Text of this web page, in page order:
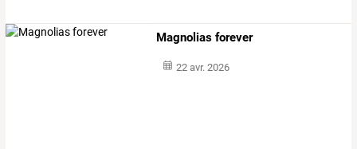
Magnolias forever
22 avr. 2026